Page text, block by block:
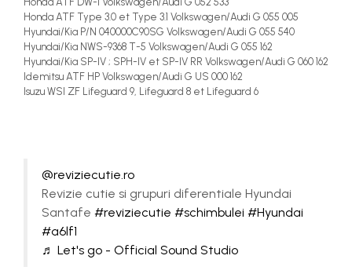
Honda ATF Type 3.0 et Type 3.1 Volkswagen/Audi G 055 005
Hyundai/Kia P/N 040000C90SG Volkswagen/Audi G 055 540
Hyundai/Kia NWS-9368 T-5 Volkswagen/Audi G 055 162
Hyundai/Kia SP-IV ; SPH-IV et SP-IV RR Volkswagen/Audi G 060 162
Idemitsu ATF HP Volkswagen/Audi G US 000 162
Isuzu WSI ZF Lifeguard 9, Lifeguard 8 et Lifeguard 6
@reviziecutie.ro
Revizie cutie si grupuri diferentiale Hyundai
Santafe #reviziecutie #schimbulei #Hyundai
#a6lf1
♬ Let's go - Official Sound Studio